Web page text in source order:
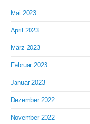
Mai 2023
April 2023
März 2023
Februar 2023
Januar 2023
Dezember 2022
November 2022